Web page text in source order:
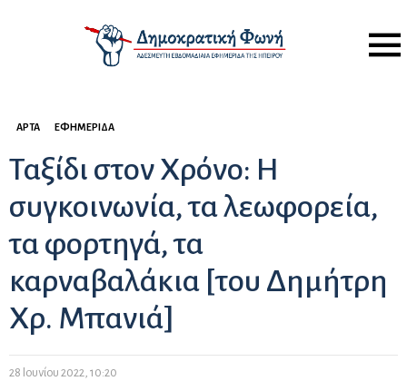
Menu
ΆΡΤΑ ΕΦΗΜΕΡΊΔΑ
Ταξίδι στον Χρόνο: Η
συγκοινωνία, τα λεωφορεία,
τα φορτηγά, τα
καρναβαλάκια [του Δημήτρη
Χρ. Μπανιά]
28 Ιουνίου 2022, 10:20